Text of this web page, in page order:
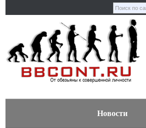
Новости